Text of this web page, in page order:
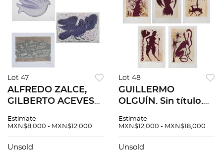
Lot 47
ALFREDO ZALCE,
GILBERTO ACEVES
GABRIEL
Impresiones offset y
Estimate
MXN$8,000 - MXN$12,000
Unsold
Lot 48
GUILLERMO
OLGUÍN. Sin título.
Litografías 57 / 60.
totales cu. Piezas: 5
Estimate
MXN$12,000 - MXN$18,000
Unsold